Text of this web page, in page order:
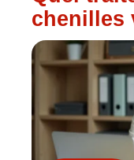
chenilles